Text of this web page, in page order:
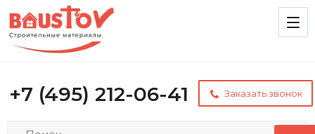
+7 (495) 212-06-41 Заказать звонок